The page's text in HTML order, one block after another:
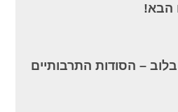
הבא!
– הסודות התרבותיים